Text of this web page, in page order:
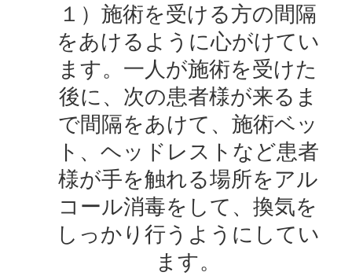
１）施術を受ける方の間隔
をあけるように心がけてい
ます。一人が施術を受けた
後に、次の患者様が来るま
で間隔をあけて、施術ベッ
ト、ヘッドレストなど患者
様が手を触れる場所をアル
コール消毒をして、換気を
しっかり行うようにしてい
ます。